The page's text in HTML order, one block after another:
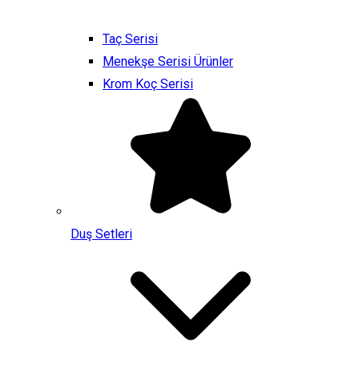
Taç Serisi
Menekşe Serisi Ürünler
Krom Koç Serisi
Duş Setleri